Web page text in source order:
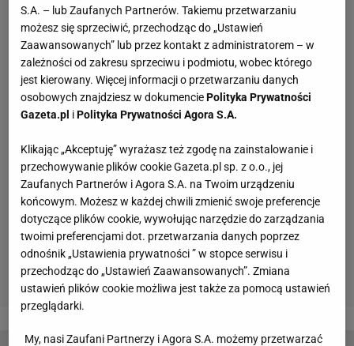
S.A. – lub Zaufanych Partnerów. Takiemu przetwarzaniu
możesz się sprzeciwić, przechodząc do „Ustawień
Zaawansowanych” lub przez kontakt z administratorem – w
zależności od zakresu sprzeciwu i podmiotu, wobec którego
jest kierowany. Więcej informacji o przetwarzaniu danych
osobowych znajdziesz w dokumenciePolityka Prywatności
Gazeta.pl iPolityka Prywatności Agora S.A.
Klikając „Akceptuję” wyrażasz też zgodę na zainstalowanie i
przechowywanie plików cookie Gazeta.pl sp. z o.o., jej
Zaufanych Partnerów i Agora S.A. na Twoim urządzeniu
końcowym. Możesz w każdej chwili zmienić swoje preferencje
dotyczące plików cookie, wywołując narzędzie do zarządzania
twoimi preferencjami dot. przetwarzania danych poprzez
odnośnik „Ustawienia prywatności ” w stopce serwisu i
przechodząc do „Ustawień Zaawansowanych”. Zmiana
ustawień plików cookie możliwa jest także za pomocą ustawień
przeglądarki.
My, nasi Zaufani Partnerzy i Agora S.A. możemy przetwarzać